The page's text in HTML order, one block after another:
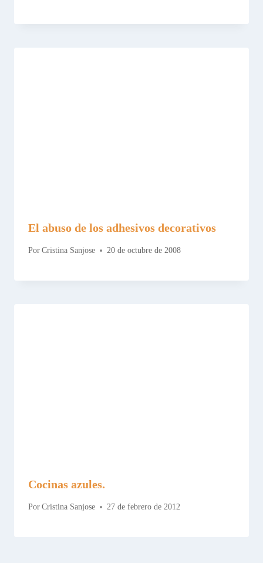
El abuso de los adhesivos decorativos
Por Cristina Sanjose 20 de octubre de 2008
Cocinas azules.
Por Cristina Sanjose 27 de febrero de 2012